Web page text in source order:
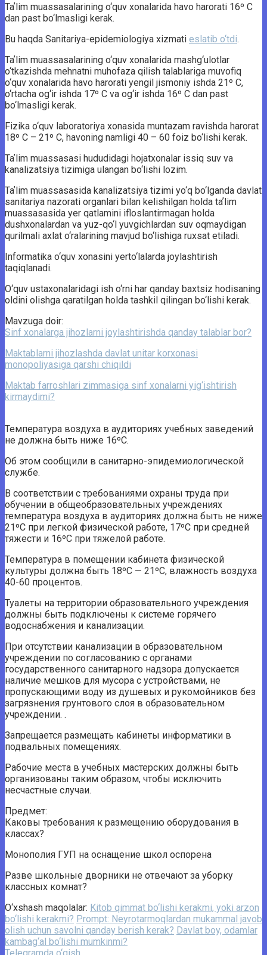
Taʼlim muassasalarining o‘quv xonalarida havo harorati 16º C
dan past bo‘lmasligi kerak.
Bu haqda Sanitariya-epidemiologiya xizmati eslatib o‘tdi.
Taʼlim muassasalarining o‘quv xonalarida mashg‘ulotlar
o‘tkazishda mehnatni muhofaza qilish talablariga muvofiq
o‘quv xonalarida havo harorati yengil jismoniy ishda 21º C,
o‘rtacha og‘ir ishda 17º C va og‘ir ishda 16º C dan past
bo‘lmasligi kerak.
Fizika o‘quv laboratoriya xonasida muntazam ravishda harorat
18º C – 21º C, havoning namligi 40 – 60 foiz bo‘lishi kerak.
Taʼlim muassasasi hududidagi hojatxonalar issiq suv va
kanalizatsiya tizimiga ulangan bo‘lishi lozim.
Taʼlim muassasasida kanalizatsiya tizimi yo‘q bo‘lganda davlat
sanitariya nazorati organlari bilan kelishilgan holda taʼlim
muassasasida yer qatlamini ifloslantirmagan holda
dushxonalardan va yuz-qo‘l yuvgichlardan suv oqmaydigan
qurilmali axlat o‘ralarining mavjud bo‘lishiga ruxsat etiladi.
Informatika o‘quv xonasini yerto‘lalarda joylashtirish
taqiqlanadi.
O‘quv ustaxonalaridagi ish o‘rni har qanday baxtsiz hodisaning
oldini olishga qaratilgan holda tashkil qilingan bo‘lishi kerak.
Mavzuga doir:
Sinf xonalarga jihozlarni joylashtirishda qanday talablar bor?
Maktablarni jihozlashda davlat unitar korxonasi
monopoliyasiga qarshi chiqildi
Maktab farroshlari zimmasiga sinf xonalarni yig‘ishtirish
kirmaydimi?
Температура воздуха в аудиториях учебных заведений
не должна быть ниже 16ºС.
Об этом сообщили в санитарно-эпидемиологической
службе.
В соответствии с требованиями охраны труда при
обучении в общеобразовательных учреждениях
температура воздуха в аудиториях должна быть не ниже
21ºС при легкой физической работе, 17ºС при средней
тяжести и 16ºС при тяжелой работе.
Температура в помещении кабинета физической
культуры должна быть 18ºС — 21ºС, влажность воздуха
40-60 процентов.
Туалеты на территории образовательного учреждения
должны быть подключены к системе горячего
водоснабжения и канализации.
При отсутствии канализации в образовательном
учреждении по согласованию с органами
государственного санитарного надзора допускается
наличие мешков для мусора с устройствами, не
пропускающими воду из душевых и рукомойников без
загрязнения грунтового слоя в образовательном
учреждении. .
Запрещается размещать кабинеты информатики в
подвальных помещениях.
Рабочие места в учебных мастерских должны быть
организованы таким образом, чтобы исключить
несчастные случаи.
Предмет:
Каковы требования к размещению оборудования в
классах?
Монополия ГУП на оснащение школ оспорена
Разве школьные дворники не отвечают за уборку
классных комнат?
O‘xshash maqolalar: Kitob qimmat bo‘lishi kerakmi, yoki arzon
bo‘lishi kerakmi? Prompt: Neyrotarmoqlardan mukammal javob
olish uchun savolni qanday berish kerak? Davlat boy, odamlar
kambag‘al bo‘lishi mumkinmi?